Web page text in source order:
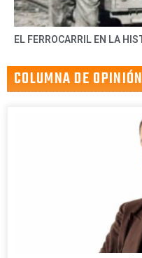
EL FERROCARRIL EN LA
COLUMNA DE